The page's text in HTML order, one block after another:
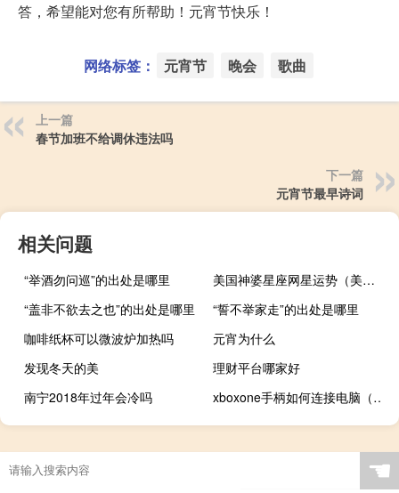
答，希望能对您有所帮助！元宵节快乐！
网络标签： 元宵节 晚会 歌曲
上一篇
春节加班不给调休违法吗
下一篇
元宵节最早诗词
相关问题
“举酒勿问巡”的出处是哪里
美国神婆星座网星运势（美国神婆网星座运势）
“盖非不欲去之也”的出处是哪里
“誓不举家走”的出处是哪里
咖啡纸杯可以微波炉加热吗
元宵为什么
发现冬天的美
理财平台哪家好
南宁2018年过年会冷吗
xboxone手柄如何连接电脑（xboxone手柄怎么连接电脑）
☚